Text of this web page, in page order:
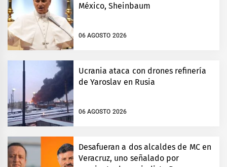
México, Sheinbaum
06 AGOSTO 2026
Ucrania ataca con drones refinería
de Yaroslav en Rusia
06 AGOSTO 2026
Desafueran a dos alcaldes de MC en
Veracruz, uno señalado por